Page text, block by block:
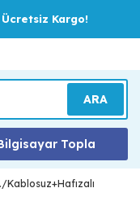
Ücretsiz Kargo!
ARA
Topla